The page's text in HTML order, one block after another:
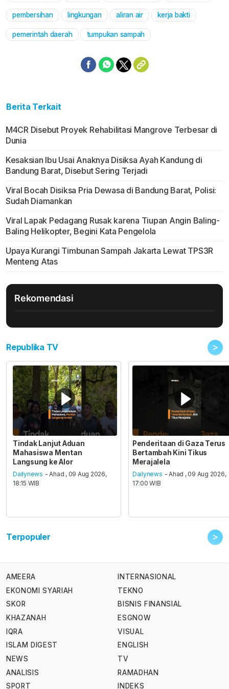
pembersihan lingkungan aliran air kerja bakti
pemerintah daerah tumpukan sampah
Berita Terkait
M4CR Disebut Proyek Rehabilitasi Mangrove Terbesar di
Dunia
Kesaksian Ibu Usai Anaknya Disiksa Ayah Kandung di
Bandung Barat, Disebut Sering Terjadi
Viral Bocah Disiksa Pria Dewasa di Bandung Barat, Polisi:
Sudah Diamankan
Viral Lapak Pedagang Rusak karena Tiupan Angin Baling-
Baling Helikopter, Begini Kata Pengelola
Upaya Kurangi Timbunan Sampah Jakarta Lewat TPS3R
Menteng Atas
Rekomendasi
Republika TV >
Tindak Lanjut Aduan
Mahasiswa Mentan
Langsung ke Alor
Dailynews - Ahad , 09 Aug 2026,
18:15 WIB
Penderitaan di Gaza Terus
Bertambah Kini Tikus
Merajalela
Dailynews - Ahad , 09 Aug 2026,
17:00 WIB
Terpopuler >
AMEERA
EKONOMI SYARIAH
SKOR
KHAZANAH
IQRA
ISLAM DIGEST
NEWS
ANALISIS
SPORT
INTERNASIONAL
TEKNO
BISNIS FINANSIAL
ESGNOW
VISUAL
ENGLISH
TV
RAMADHAN
INDEKS